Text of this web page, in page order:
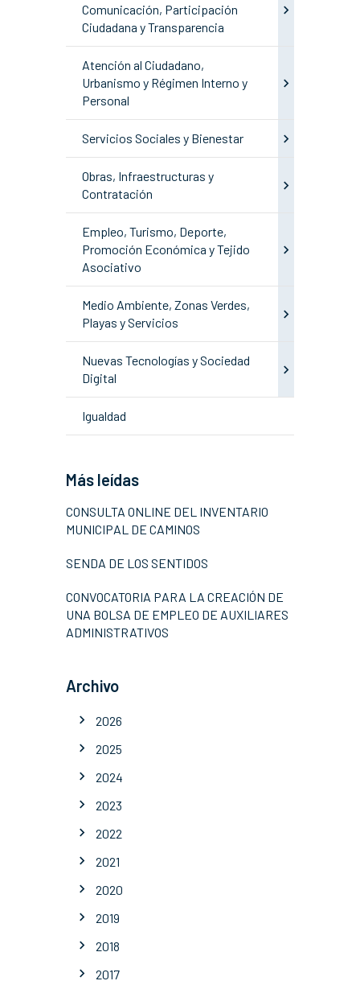
Comunicación, Participación
Ciudadana y Transparencia
Atención al Ciudadano,
Urbanismo y Régimen Interno y
Personal
Servicios Sociales y Bienestar
Obras, Infraestructuras y
Contratación
Empleo, Turismo, Deporte,
Promoción Económica y Tejido
Asociativo
Medio Ambiente, Zonas Verdes,
Playas y Servicios
Nuevas Tecnologías y Sociedad
Digital
Igualdad
Más leídas
CONSULTA ONLINE DEL INVENTARIO
MUNICIPAL DE CAMINOS
SENDA DE LOS SENTIDOS
CONVOCATORIA PARA LA CREACIÓN DE
UNA BOLSA DE EMPLEO DE AUXILIARES
ADMINISTRATIVOS
Archivo
2026
2025
2024
2023
2022
2021
2020
2019
2018
2017